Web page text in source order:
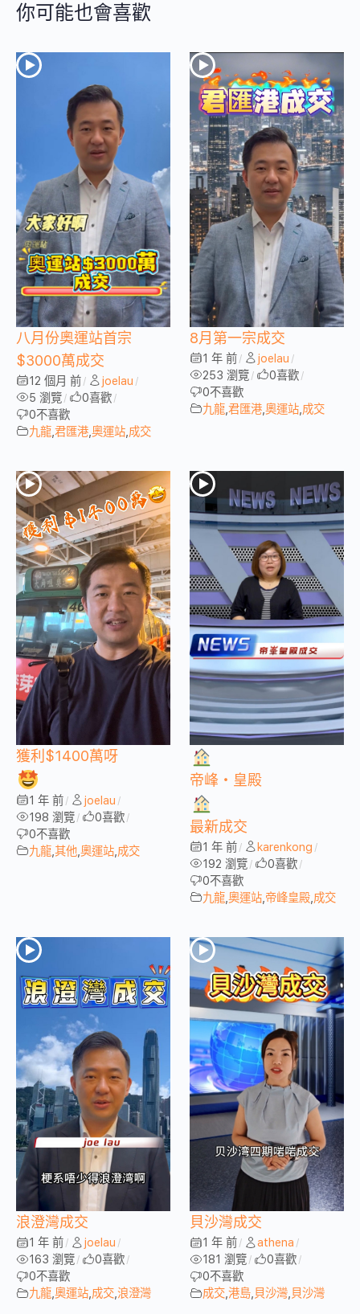
你可能也會喜歡
八月份奧運站首宗
$3000萬成交
12 個月 前 / joelau /
5 瀏覽 / 0喜歡 /
0不喜歡
九龍 君匯港 奧運站 成交
8月第一宗成交
1 年 前 / joelau /
253 瀏覽 / 0喜歡 /
0不喜歡
九龍 君匯港 奧運站 成交
獲利$1400萬呀
1 年 前 / joelau /
198 瀏覽 / 0喜歡 /
0不喜歡
九龍 其他 奧運站 成交
帝峰・皇殿
最新成交
1 年 前 / karenkong /
192 瀏覽 / 0喜歡 /
0不喜歡
九龍 奧運站 帝峰皇殿 成交
浪澄灣成交
1 年 前 / joelau /
163 瀏覽 / 0喜歡 /
0不喜歡
九龍 奧運站 成交 浪澄灣
貝沙灣成交
1 年 前 / athena /
181 瀏覽 / 0喜歡 /
0不喜歡
成交 港島 貝沙灣 貝沙灣